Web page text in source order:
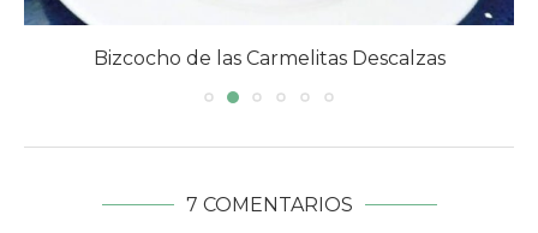
Bizcocho de las Carmelitas Descalzas
7 COMENTARIOS